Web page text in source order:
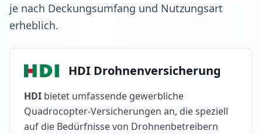
je nach Deckungsumfang und Nutzungsart
erheblich.
HDI Drohnenversicherung
HDI bietet umfassende gewerbliche
Quadrocopter-Versicherungen an, die speziell
auf die Bedürfnisse von Drohnenbetreibern